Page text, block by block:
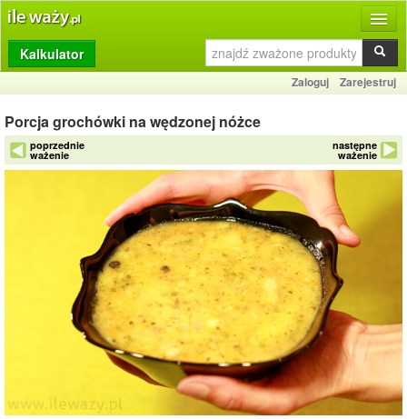
Produkty
Dziennik
Przelicznik
Porównywarka
O stronie
Kalkulator
Zaloguj Zarejestruj
Porcja grochówki na wędzonej nóżce
poprzednie
ważenie
następne
ważenie